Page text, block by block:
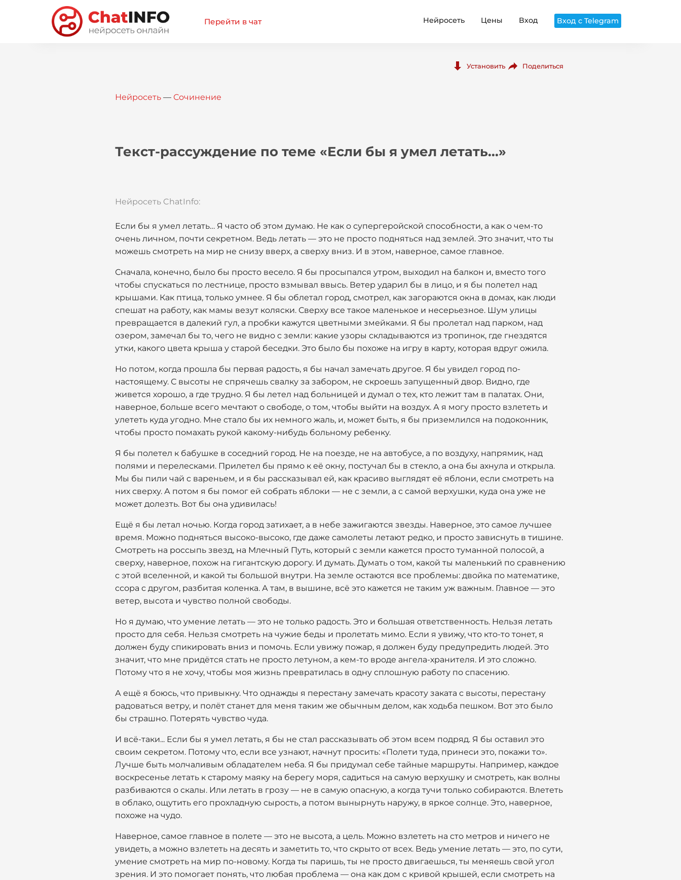
Перейти в чат Нейросеть Цены Вход Вход с Telegram
Установить Поделиться
Нейросеть — Сочинение
Текст-рассуждение по теме «Если бы я умел летать...»
Нейросеть ChatInfo:
Если бы я умел летать… Я часто об этом думаю. Не как о супергеройской способности, а как о чем-то
очень личном, почти секретном. Ведь летать — это не просто подняться над землей. Это значит, что ты
можешь смотреть на мир не снизу вверх, а сверху вниз. И в этом, наверное, самое главное.
Сначала, конечно, было бы просто весело. Я бы просыпался утром, выходил на балкон и, вместо того
чтобы спускаться по лестнице, просто взмывал ввысь. Ветер ударил бы в лицо, и я бы полетел над
крышами. Как птица, только умнее. Я бы облетал город, смотрел, как загораются окна в домах, как люди
спешат на работу, как мамы везут коляски. Сверху все такое маленькое и несерьезное. Шум улицы
превращается в далекий гул, а пробки кажутся цветными змейками. Я бы пролетал над парком, над
озером, замечал бы то, чего не видно с земли: какие узоры складываются из тропинок, где гнездятся
утки, какого цвета крыша у старой беседки. Это было бы похоже на игру в карту, которая вдруг ожила.
Но потом, когда прошла бы первая радость, я бы начал замечать другое. Я бы увидел город по-
настоящему. С высоты не спрячешь свалку за забором, не скроешь запущенный двор. Видно, где
живется хорошо, а где трудно. Я бы летел над больницей и думал о тех, кто лежит там в палатах. Они,
наверное, больше всего мечтают о свободе, о том, чтобы выйти на воздух. А я могу просто взлететь и
улететь куда угодно. Мне стало бы их немного жаль, и, может быть, я бы приземлился на подоконник,
чтобы просто помахать рукой какому-нибудь больному ребенку.
Я бы полетел к бабушке в соседний город. Не на поезде, не на автобусе, а по воздуху, напрямик, над
полями и перелесками. Прилетел бы прямо к её окну, постучал бы в стекло, а она бы ахнула и открыла.
Мы бы пили чай с вареньем, и я бы рассказывал ей, как красиво выглядят её яблони, если смотреть на
них сверху. А потом я бы помог ей собрать яблоки — не с земли, а с самой верхушки, куда она уже не
может долезть. Вот бы она удивилась!
Ещё я бы летал ночью. Когда город затихает, а в небе зажигаются звезды. Наверное, это самое лучшее
время. Можно подняться высоко-высоко, где даже самолеты летают редко, и просто зависнуть в тишине.
Смотреть на россыпь звезд, на Млечный Путь, который с земли кажется просто туманной полосой, а
сверху, наверное, похож на гигантскую дорогу. И думать. Думать о том, какой ты маленький по сравнению
с этой вселенной, и какой ты большой внутри. На земле остаются все проблемы: двойка по математике,
ссора с другом, разбитая коленка. А там, в вышине, всё это кажется не таким уж важным. Главное — это
ветер, высота и чувство полной свободы.
Но я думаю, что умение летать — это не только радость. Это и большая ответственность. Нельзя летать
просто для себя. Нельзя смотреть на чужие беды и пролетать мимо. Если я увижу, что кто-то тонет, я
должен буду спикировать вниз и помочь. Если увижу пожар, я должен буду предупредить людей. Это
значит, что мне придётся стать не просто летуном, а кем-то вроде ангела-хранителя. И это сложно.
Потому что я не хочу, чтобы моя жизнь превратилась в одну сплошную работу по спасению.
А ещё я боюсь, что привыкну. Что однажды я перестану замечать красоту заката с высоты, перестану
радоваться ветру, и полёт станет для меня таким же обычным делом, как ходьба пешком. Вот это было
бы страшно. Потерять чувство чуда.
И всё-таки... Если бы я умел летать, я бы не стал рассказывать об этом всем подряд. Я бы оставил это
своим секретом. Потому что, если все узнают, начнут просить: «Полети туда, принеси это, покажи то».
Лучше быть молчаливым обладателем неба. Я бы придумал себе тайные маршруты. Например, каждое
воскресенье летать к старому маяку на берегу моря, садиться на самую верхушку и смотреть, как волны
разбиваются о скалы. Или летать в грозу — не в самую опасную, а когда тучи только собираются. Влететь
в облако, ощутить его прохладную сырость, а потом вынырнуть наружу, в яркое солнце. Это, наверное,
похоже на чудо.
Наверное, самое главное в полете — это не высота, а цель. Можно взлететь на сто метров и ничего не
увидеть, а можно взлететь на десять и заметить то, что скрыто от всех. Ведь умение летать — это, по сути,
умение смотреть на мир по-новому. Когда ты паришь, ты не просто двигаешься, ты меняешь свой угол
зрения. И это помогает понять, что любая проблема — она как дом с кривой крышей, если смотреть на